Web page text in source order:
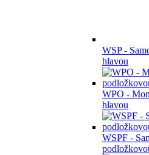
WSP -
hlavou
WPO -
hlavou
WSPF -